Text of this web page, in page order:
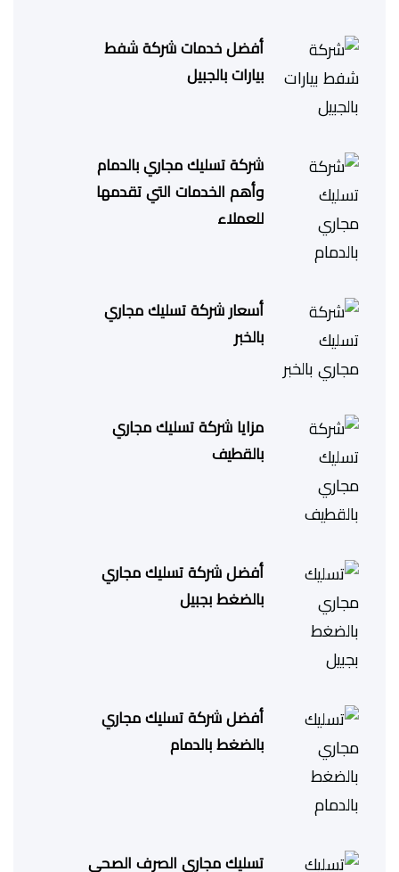
أفضل خدمات شركة شفط
بيارات بالجبيل
شركة تسليك مجاري بالدمام
وأهم الخدمات التي تقدمها
للعملاء
أسعار شركة تسليك مجاري
بالخبر
مزايا شركة تسليك مجاري
بالقطيف
أفضل شركة تسليك مجاري
بالضغط بجبيل
أفضل شركة تسليك مجاري
بالضغط بالدمام
تسليك مجاري الصرف الصحي